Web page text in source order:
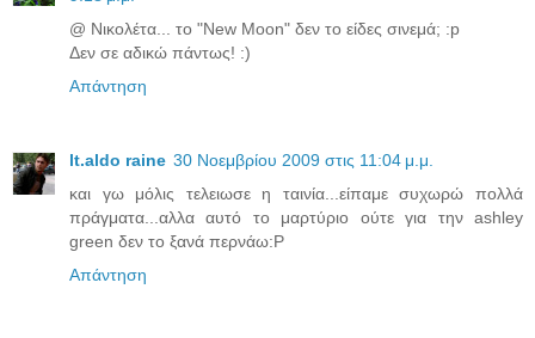
@ Νικολέτα... το "New Moon" δεν το είδες σινεμά; :p
Δεν σε αδικώ πάντως! :)
Απάντηση
lt.aldo raine 30 Νοεμβρίου 2009 στις 11:04 μ.μ.
και γω μόλις τελειωσε η ταινία...είπαμε συχωρώ πολλά
πράγματα...αλλα αυτό το μαρτύριο ούτε για την ashley
green δεν το ξανά περνάω:P
Απάντηση